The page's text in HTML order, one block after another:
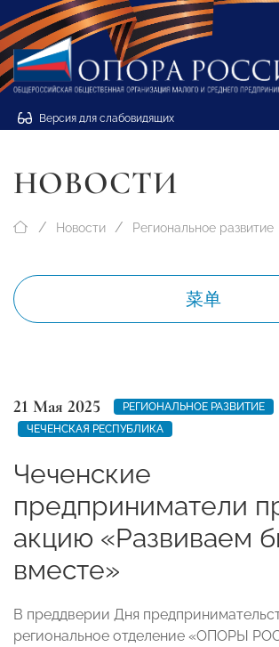
Версия для слабовидящих
НОВОСТИ
Новости Региональное развитие
菜单
21 Мая 2025
РЕГИОНАЛЬНОЕ РАЗВИТИЕ
ЧЕЧЕНСКАЯ РЕСПУБЛИКА
Чеченские
предприниматели
акцию «Развиваем
вместе»
В преддверии Дня
региональное отделение «ОПОРЫ